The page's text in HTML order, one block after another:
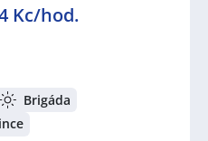
Kc/hod.
Brigáda